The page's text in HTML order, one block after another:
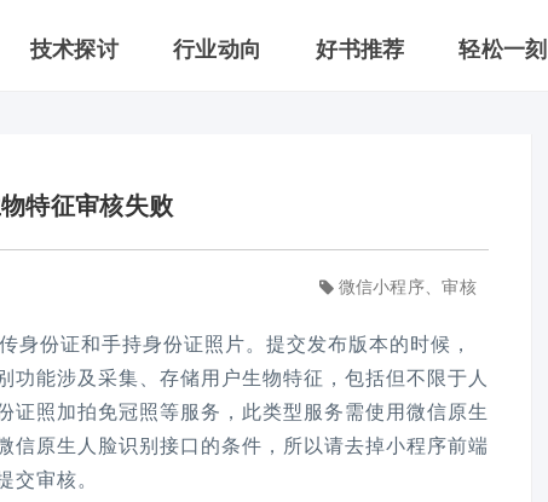
技术探讨 行业动向 好书推荐 轻松一刻
特征审核失败
微信小程序、审核
份证和手持身份证照片。提交发布版本的时候，
能涉及采集、存储用户生物特征，包括但不限于人
证照加拍免冠照等服务，此类型服务需使用微信原生
信原生人脸识别接口的条件，所以请去掉小程序前端
审核。